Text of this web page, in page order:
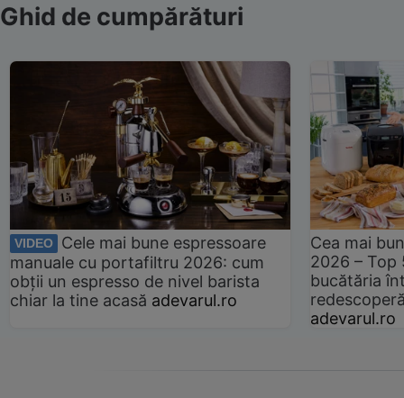
Ghid de cumpărături
VIDEO
Cele mai bune espressoare
manuale cu portafiltru 2026: cum
obții un espresso de nivel barista
chiar la tine acasă adevarul.ro
Cea mai
2026 –
bucătăria
adevarul.ro